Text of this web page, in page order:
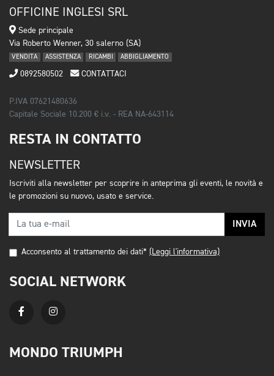
OFFICINE INGLESI SRL
Sede principale
Via Roberto Wenner, 30 salerno (SA)
VENDITA ASSISTENZA RICAMBI ABBIGLIAMENTO
0892580502 CONTATTACI
P.IVA 07621480636
Capitale Sociale 10.200 € i.v. - REA NA-643114
RESTA IN CONTATTO
NEWSLETTER
Iscriviti alla newsletter per scoprire in anteprima gli eventi, le novità e
le promozioni su nuovo, usato e service.
INVIA
Acconsento al trattamento dei dati* (Leggi l'informativa)
SOCIAL NETWORK
MONDO TRIUMPH